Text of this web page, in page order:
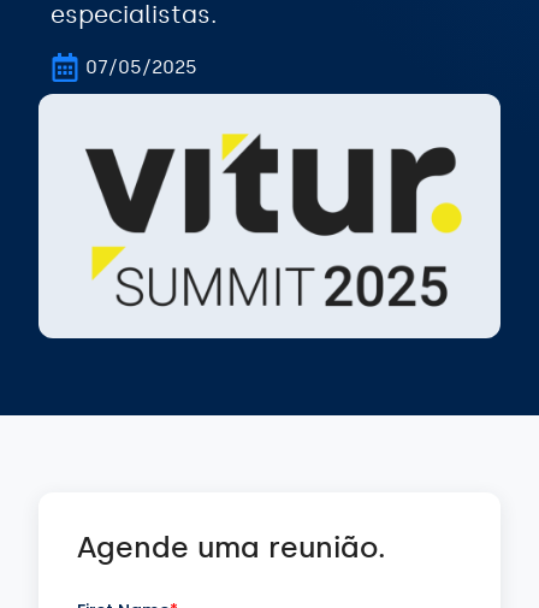
especialistas.
07/05/2025
Agende uma reunião.